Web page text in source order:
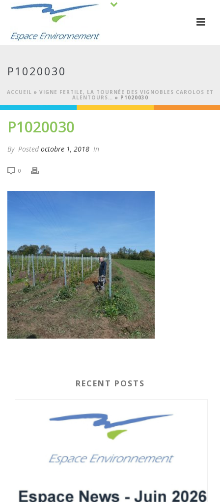
P1020030
ACCUEIL » VIGNE FERTILE, LA TOURNÉE DES VIGNOBLES CAROLOS ET
ALENTOURS… » P1020030
P1020030
By Posted octobre 1, 2018 In
0
RECENT POSTS